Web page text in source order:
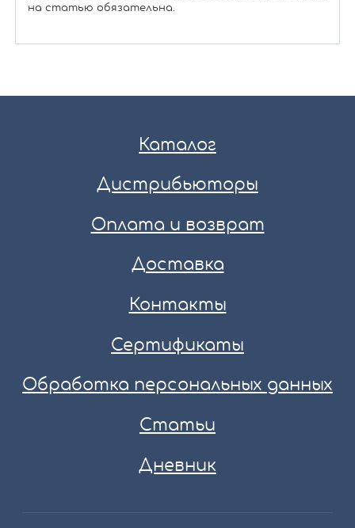
на статью обязательна.
Каталог
Дистрибьюторы
Оплата и возврат
Доставка
Контакты
Сертификаты
Обработка персональных данных
Статьи
Дневник